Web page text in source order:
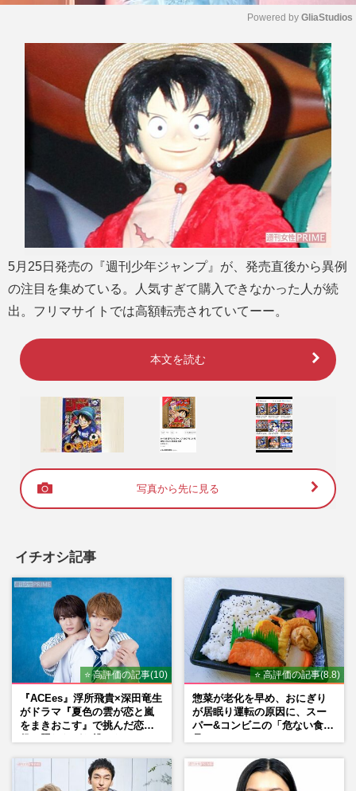
u
e
Powered by GliaStudios
5月25日発売の『週刊少年ジャンプ』が、発売直後から異例
の注目を集めている。人気すぎて購入できなかった人が続
出。フリマサイトでは高額転売されていてーー。
本文を読む
写真から先に見る
イチオシ記事
⭐ 高評価の記事(10)
『ACEes』浮所飛貴×深田竜生
がドラマ『夏色の雲が恋と嵐
をまきおこす』で挑んだ恋人
⭐ 高評価の記事(8.8)
惣菜が老化を早め、おにぎり
が居眠り運転の原因に、スー
パー&コンビニの「危ない食